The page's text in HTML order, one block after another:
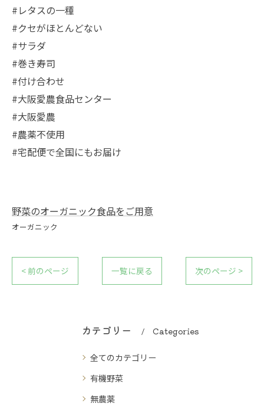
#レタスの一種
#クセがほとんどない
#サラダ
#巻き寿司
#付け合わせ
#大阪愛農食品センター
#大阪愛農
#農薬不使用
#宅配便で全国にもお届け
野菜のオーガニック食品をご用意
オーガニック
< 前のページ 一覧に戻る 次のページ >
カテゴリー Categories
全てのカテゴリー
有機野菜
無農薬